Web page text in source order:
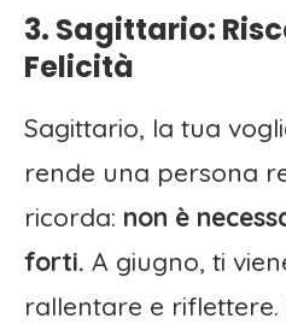
3. Sagittario:
Felicità
Sagittario, la tua
rende una persona
ricorda: non è
forti. A giugno, ti
rallentare e riflettere.